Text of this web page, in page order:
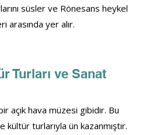
süsler ve Rönesans heykel
arasında yer alır.
Turları ve Sanat
açık hava müzesi gibidir. Bu
turlarıyla ün kazanmıştır.